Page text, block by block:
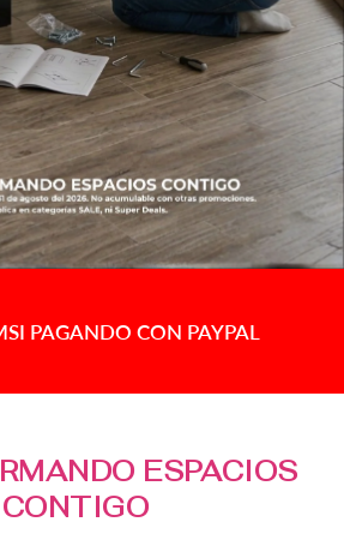
PAGANDO CON PAYPAL
ESPACIOS
CONTIGO